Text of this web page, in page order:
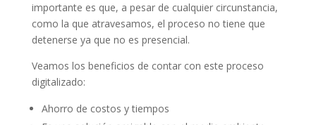
importante es que, a pesar de cualquier circunstancia,
como la que atravesamos, el proceso no tiene que
detenerse ya que no es presencial.
Veamos los beneficios de contar con este proceso
digitalizado:
Ahorro de costos y tiempos